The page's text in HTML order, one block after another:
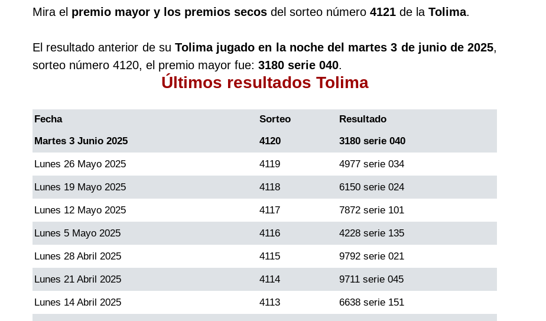
Culona día
Culona noche
Dorado Noche
Fantástica Día
Fantástica Noche
Motilon Noche
Mira el premio mayor y los premios secos del sorteo número 4121 de la Tolima.
El resultado anterior de su Tolima jugado en la noche del martes 3 de junio de 2025,
sorteo número 4120, el premio mayor fue: 3180 serie 040.
Últimos resultados Tolima
Fecha Sorteo
Resultado
Martes 3 Junio 2025
4120 3180 serie 040
Lunes 26 Mayo 2025 4119 4977 serie 034
Lunes 19 Mayo 2025 4118 6150 serie 024
Lunes 12 Mayo 2025 4117 7872 serie 101
Lunes 5 Mayo 2025 4116 4228 serie 135
Lunes 28 Abril 2025 4115 9792 serie 021
Lunes 21 Abril 2025 4114 9711 serie 045
Lunes 14 Abril 2025 4113 6638 serie 151